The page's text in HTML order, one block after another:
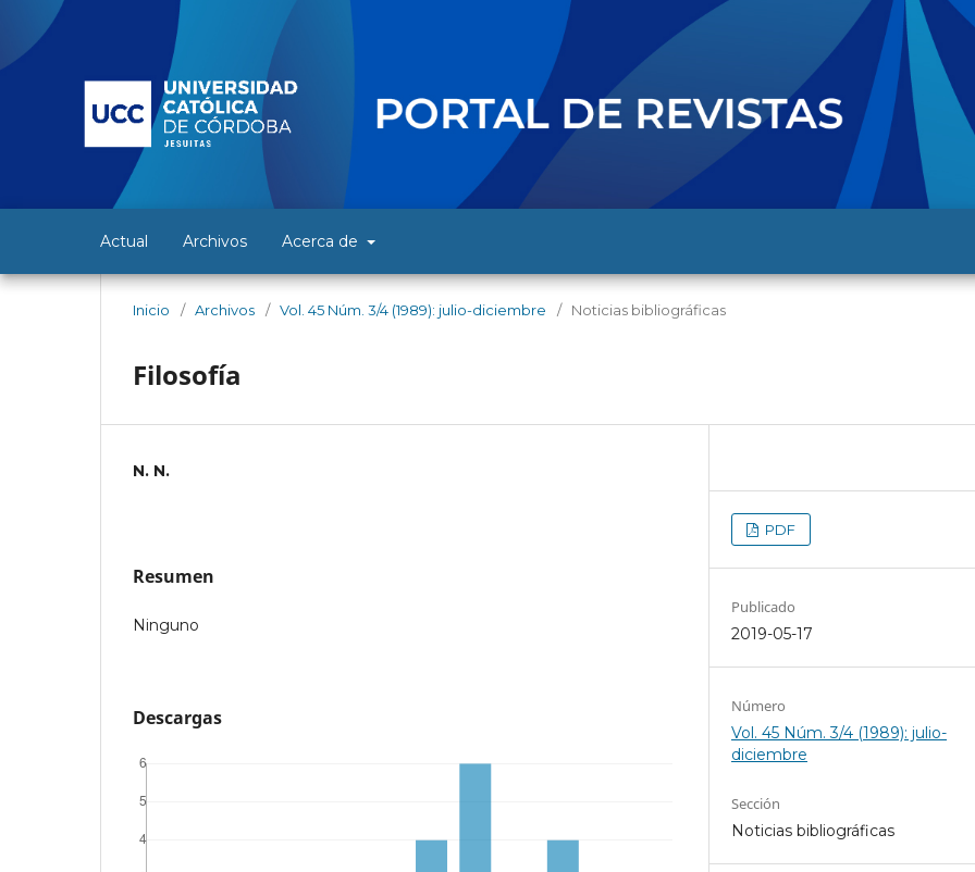
Actual Archivos Acerca de
Inicio / Archivos / Vol. 45 Núm. 3/4 (1989): julio-diciembre / Noticias bibliográficas
Filosofía
N. N.
Resumen
Ninguno
Descargas
PDF
Publicado
2019-05-17
Número
Vol. 45 Núm. 3/4 (1989): julio-
diciembre
Sección
Noticias bibliográficas